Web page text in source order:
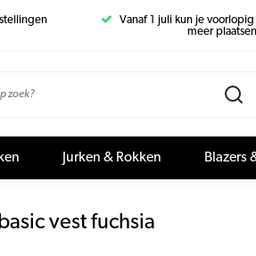
Vanaf 1 juli kun je
meer
Jurken & Rokken Blazers
vest fuchsia